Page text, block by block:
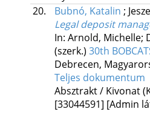
20.
Bubnó, Katalin ;
Legal deposit
In: Arnold, Michelle;
(szerk.) 30th
Debrecen,
Teljes dokumentum
Absztrakt / Kivonat
[33044591] [Admin